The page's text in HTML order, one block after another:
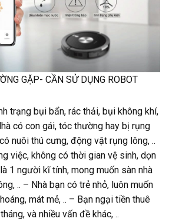
GẶP- CẦN SỬ DỤNG ROBOT
trạng bụi bẩn, rác thải, bụi không khí,
có con gái, tóc thường hay bị rụng
nuôi thú cưng, động vật rụng lông, ..
việc, không có thời gian vệ sinh, dọn
1 người kĩ tính, mong muốn sàn nhà
.. – Nhà bạn có trẻ nhỏ, luôn muốn
mát mẻ, .. – Bạn ngại tiền thuê
và nhiều vấn đề khác, ..